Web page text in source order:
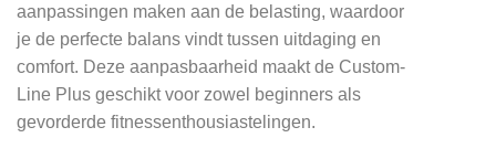
aanpassingen maken aan de belasting, waardoor
je de perfecte balans vindt tussen uitdaging en
comfort. Deze aanpasbaarheid maakt de Custom-
Line Plus geschikt voor zowel beginners als
gevorderde fitnessenthousiastelingen.